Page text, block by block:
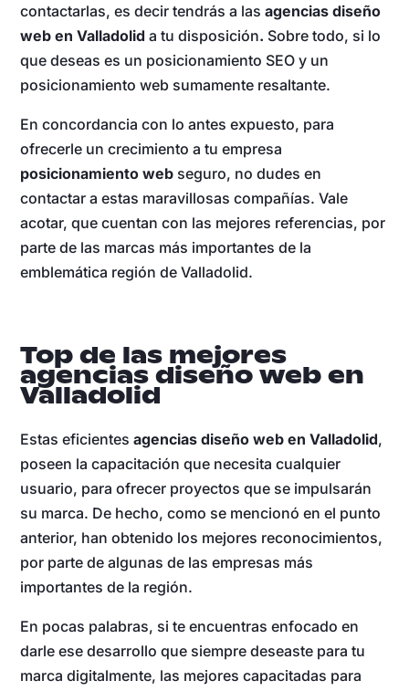
contactarlas, es decir tendrás a lasagencias diseño
web en Valladolida tu disposición. Sobre todo, si lo
que deseas es un posicionamiento SEO y un
posicionamiento web sumamente resaltante.
En concordancia con lo antes expuesto, para
ofrecerle un crecimiento a tu empresa
posicionamiento web seguro, no dudes en
contactar a estas maravillosas compañías. Vale
acotar, que cuentan con las mejores referencias, por
parte de las marcas más importantes de la
emblemática región de Valladolid.
Top de las mejores
agencias diseño web en
Valladolid
Estas eficientesagencias diseño web en Valladolid,
poseen la capacitación que necesita cualquier
usuario, para ofrecer proyectos que se impulsarán
su marca. De hecho, como se mencionó en el punto
anterior, han obtenido los mejores reconocimientos,
por parte de algunas de las empresas más
importantes de la región.
En pocas palabras, si te encuentras enfocado en
darle ese desarrollo que siempre deseaste para tu
marca digitalmente, las mejores capacitadas para